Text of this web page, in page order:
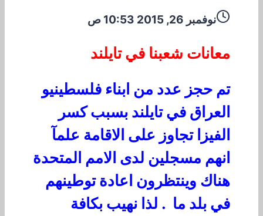
نوفمبر 26, 2015 10:53 ص
معانات شعبنا في تايلند
تم حجز عدد من ابناء فلسطينيو
العراق في تايلند بسبب كسر
الفيزا تجاوز على الاقامة علمآ
انهم مسجلين لدى الامم المتحدة
هناك وينتظرون اعادة توطينهم
في بلد ما . لذا نهيب بكافة